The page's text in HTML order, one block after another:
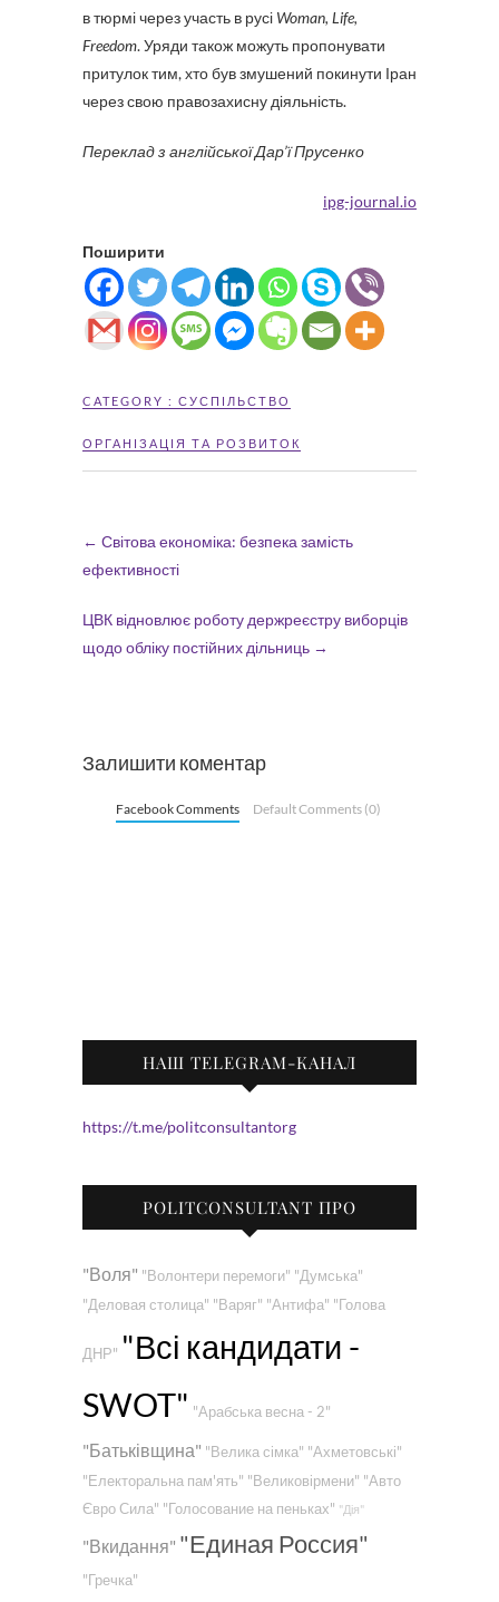
в тюрмі через участь в русі Woman, Life,
Freedom. Уряди також можуть пропонувати
притулок тим, хто був змушений покинути Іран
через свою правозахисну діяльність.
Переклад з англійської Дар’ї Прусенко
ipg-journal.io
Поширити
CATEGORY : СУСПІЛЬСТВО
ОРГАНІЗАЦІЯ ТА РОЗВИТОК
← Світова економіка: безпека замість
ефективності
ЦВК відновлює роботу держреєстру виборців
щодо обліку постійних дільниць →
Залишити коментар
Facebook Comments Default Comments (0)
НАШ TELEGRAM-КАНАЛ
https://t.me/politconsultantorg
POLITCONSULTANT ПРО
"Воля" "Волонтери перемоги" "Думська"
"Деловая столица" "Варяг" "Антифа" "Голова
ДНР" "Всі кандидати -
SWOT" "Арабська весна - 2"
"Батьківщина" "Велика сімка" "Ахметовські"
"Електоральна пам'ять" "Великовірмени" "Авто
Євро Сила" "Голосование на пеньках" "Дія"
"Вкидання" "Единая Россия"
"Гречка"